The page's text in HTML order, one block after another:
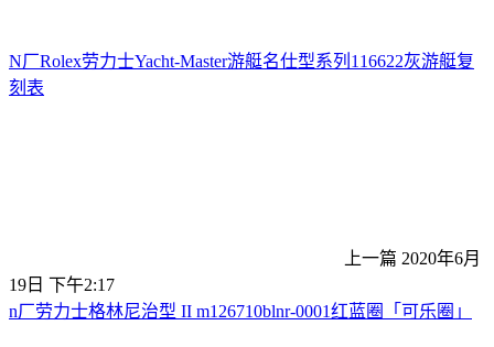
N厂Rolex劳力士Yacht-Master游艇名仕型系列116622灰游艇复
刻表
上一篇 2020年6月
19日 下午2:17
n厂劳力士格林尼治型 II m126710blnr-0001红蓝圈「可乐圈」